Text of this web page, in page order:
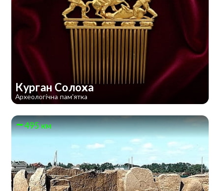
Курган Солоха
Археологічна пам'ятка
495 км